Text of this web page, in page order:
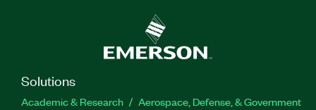
Solutions
Academic & Research
Aerospace, Defense, & Government